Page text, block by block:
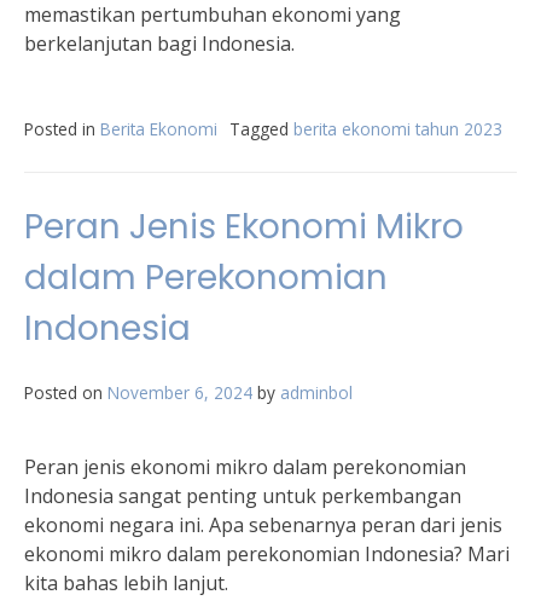
memastikan pertumbuhan ekonomi yang
berkelanjutan bagi Indonesia.
Posted in Berita Ekonomi Tagged berita ekonomi tahun 2023
Peran Jenis Ekonomi Mikro
dalam Perekonomian
Indonesia
Posted on November 6, 2024 by adminbol
Peran jenis ekonomi mikro dalam perekonomian
Indonesia sangat penting untuk perkembangan
ekonomi negara ini. Apa sebenarnya peran dari jenis
ekonomi mikro dalam perekonomian Indonesia? Mari
kita bahas lebih lanjut.